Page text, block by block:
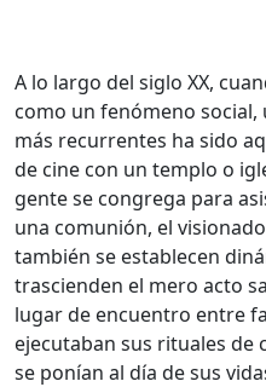
A lo largo del siglo XX,
como un fenómeno social,
más recurrentes ha sido
de cine con un templo o
gente se congrega para
una comunión, el
también se establecen
trascienden el mero acto
lugar de encuentro entre
ejecutaban sus rituales
se ponían al día de sus